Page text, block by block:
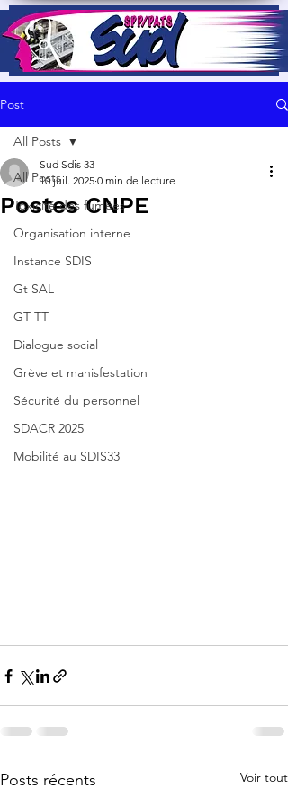
Post
All Posts
Toxicité des fumées
Organisation interne
Instance SDIS
Gt SAL
GT TT
Dialogue social
Grève et manisfestation
Sécurité du personnel
SDACR 2025
Mobilité au SDIS33
All Posts
Postes CNPE
Sud Sdis 33
10 juil. 2025 0 min de lecture
Posts récents Voir tout